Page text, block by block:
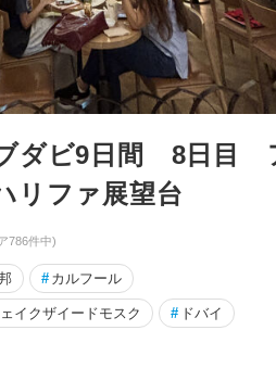
ダビ9日間 8日目
リファ展望台
786件中)
# カルフール
イクザイードモスク # ドバイ